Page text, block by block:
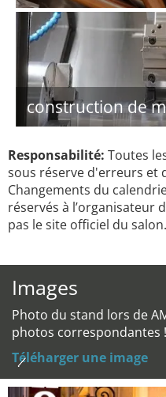
construction de
Responsabilité: Toutes
sous réserve d'erreurs et
Changements du
réservés à l’organisateur
pas le site officiel du salon.
Images
Photo du stand lors de
photos correspondantes !
Téléharger une image